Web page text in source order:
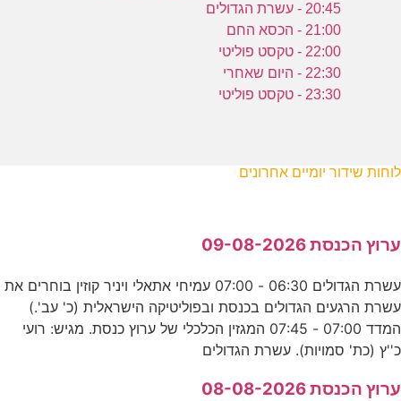
20:45 - עשרת הגדולים
21:00 - הכסא החם
22:00 - טקסט פוליטי
22:30 - היום שאחרי
23:30 - טקסט פוליטי
לוחות שידור יומיים אחרונים
ערוץ הכנסת 09-08-2026
עשרת הגדולים 06:30 - 07:00 עמיחי אתאלי ויניר קוזין בוחרים את
עשרת הרגעים הגדולים בכנסת ובפוליטיקה הישראלית (כ' עב'.)
המדד 07:00 - 07:45 המגזין הכלכלי של ערוץ כנסת. מגיש: רועי
כ''ץ (כת' סמויות). עשרת הגדולים
ערוץ הכנסת 08-08-2026